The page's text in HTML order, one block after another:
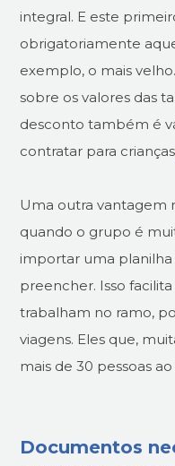
integral. E este
obrigatoriamente
exemplo, o mais
sobre os valores das
desconto também é
contratar para
Uma outra vantagem
quando o grupo é
importar uma
preencher. Isso
trabalham no ramo,
viagens. Eles que,
mais de 30 pessoas
Documentos